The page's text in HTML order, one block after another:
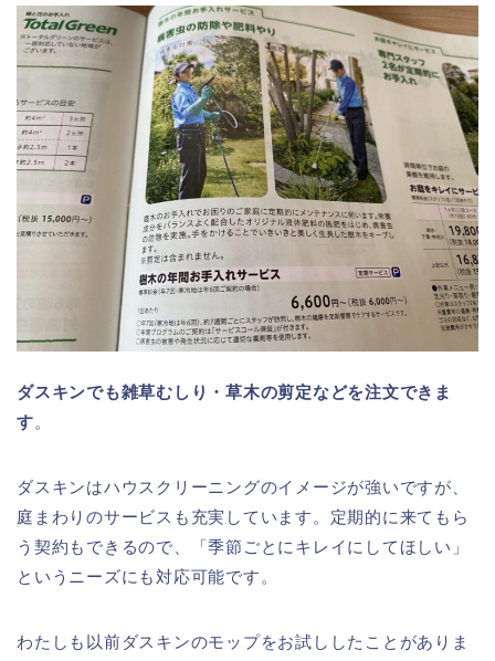
ダスキンでも雑草むしり・草木の剪定などを注文できま
す。
ダスキンはハウスクリーニングのイメージが強いですが、
庭まわりのサービスも充実しています。定期的に来てもら
う契約もできるので、「季節ごとにキレイにしてほしい」
というニーズにも対応可能です。
わたしも以前ダスキンのモップをお試ししたことがありま